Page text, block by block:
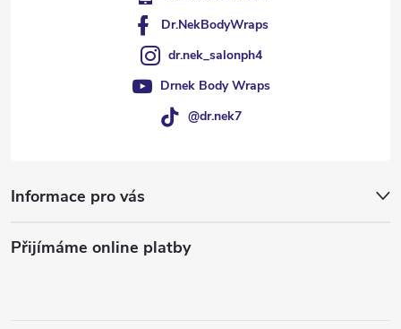
Dr.NekBodyWraps
dr.nek_salonph4
Drnek Body Wraps
@dr.nek7
Informace pro vás
Přijímáme online platby